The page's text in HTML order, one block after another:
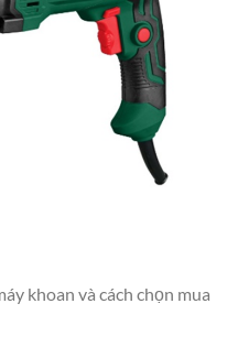
khoan và cách chọn mua